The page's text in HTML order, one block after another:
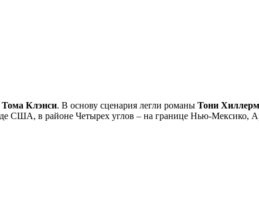
Тома Клэнси. В основу сценария легли романы Тони
США, в районе Четырех углов – на границе Нью-